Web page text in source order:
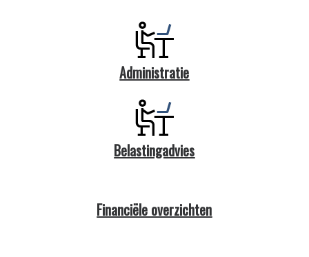
Administratie
Belastingadvies
Financiële overzichten